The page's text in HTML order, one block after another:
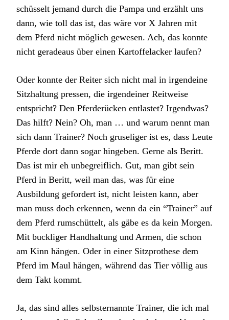
schüsselt jemand durch die Pampa und erzählt uns
dann, wie toll das ist, das wäre vor X Jahren mit
dem Pferd nicht möglich gewesen. Ach, das konnte
nicht geradeaus über einen Kartoffelacker laufen?
Oder konnte der Reiter sich nicht mal in irgendeine
Sitzhaltung pressen, die irgendeiner Reitweise
entspricht? Den Pferderücken entlastet? Irgendwas?
Das hilft? Nein? Oh, man … und warum nennt man
sich dann Trainer? Noch gruseliger ist es, dass Leute
Pferde dort dann sogar hingeben. Gerne als Beritt.
Das ist mir eh unbegreiflich. Gut, man gibt sein
Pferd in Beritt, weil man das, was für eine
Ausbildung gefordert ist, nicht leisten kann, aber
man muss doch erkennen, wenn da ein “Trainer” auf
dem Pferd rumschüttelt, als gäbe es da kein Morgen.
Mit buckliger Handhaltung und Armen, die schon
am Kinn hängen. Oder in einer Sitzprothese dem
Pferd im Maul hängen, während das Tier völlig aus
dem Takt kommt.
Ja, das sind alles selbsternannte Trainer, die ich mal